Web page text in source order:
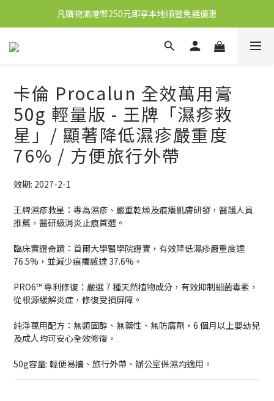
新會員送10元購物金
凡購物滿港幣250元即享本地順豐免運優惠
新會員送10元購物金
卡倫 Procalun 全效萬用膏
50g 輕量版 - 王牌「濕疹救
星」/ 顯著降低濕疹嚴重度
76% / 方便旅行外帶
效期: 2027-2-1
王牌濕疹救星：專為濕疹、嚴重乾燥及痕癢肌膚研發，醫護人員
推薦，醫研級消炎止痕首選。
臨床實證奇蹟：首爾大學醫學院證實，有效降低濕疹嚴重度達
76.5%，並減少痕癢感達 37.6%。
PRO6™ 專利修復：嚴選 7 種天然植物成分，有效抑制細菌毒素，
從根源緩解炎症，修復受損屏障。
純淨萬用配方：無類固醇、無藥性、無防腐劑，6 個月以上嬰幼兒
及成人均可安心全效修復。
50g容量: 輕便易攜、旅行外帶、辦公室保濕均適用。